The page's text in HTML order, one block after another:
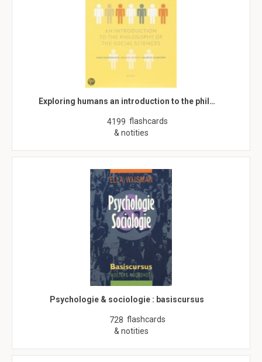
Exploring humans an introduction to the phil…
4199 flashcards
& notities
Psychologie & sociologie : basiscursus
728 flashcards
& notities